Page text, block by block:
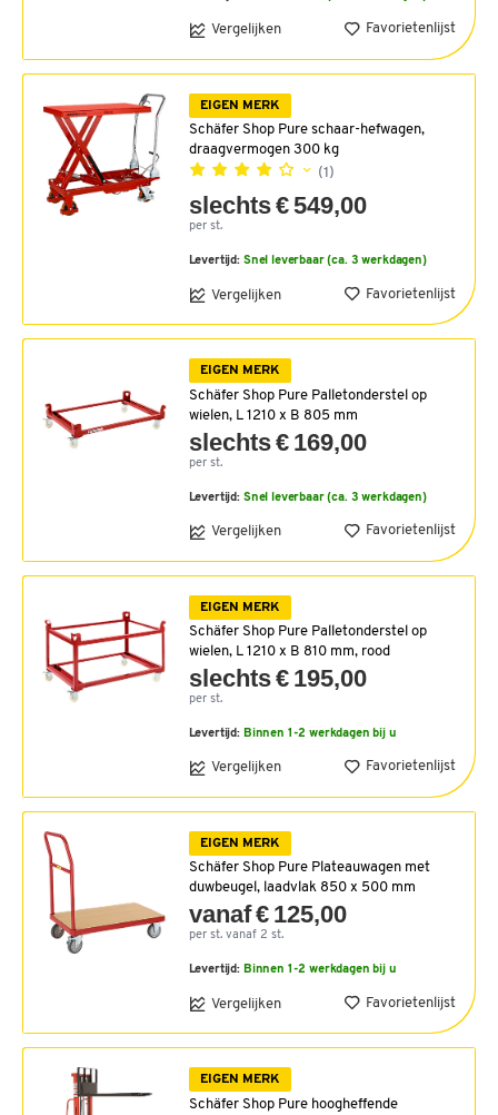
Vergelijken Favorietenlijst
EIGEN MERK
Schäfer Shop Pure schaar-hefwagen,
draagvermogen 300 kg
(1)
slechts € 549,00
per st.
Levertijd: Snel leverbaar (ca. 3 werkdagen)
Vergelijken Favorietenlijst
EIGEN MERK
Schäfer Shop Pure Palletonderstel op
wielen, L 1210 x B 805 mm
slechts € 169,00
per st.
Levertijd: Snel leverbaar (ca. 3 werkdagen)
Vergelijken Favorietenlijst
EIGEN MERK
Schäfer Shop Pure Palletonderstel op
wielen, L 1210 x B 810 mm, rood
slechts € 195,00
per st.
Levertijd: Binnen 1-2 werkdagen bij u
Vergelijken Favorietenlijst
EIGEN MERK
Schäfer Shop Pure Plateauwagen met
duwbeugel, laadvlak 850 x 500 mm
vanaf € 125,00
per st. vanaf 2 st.
Levertijd: Binnen 1-2 werkdagen bij u
Vergelijken Favorietenlijst
EIGEN MERK
Schäfer Shop Pure hoogheffende